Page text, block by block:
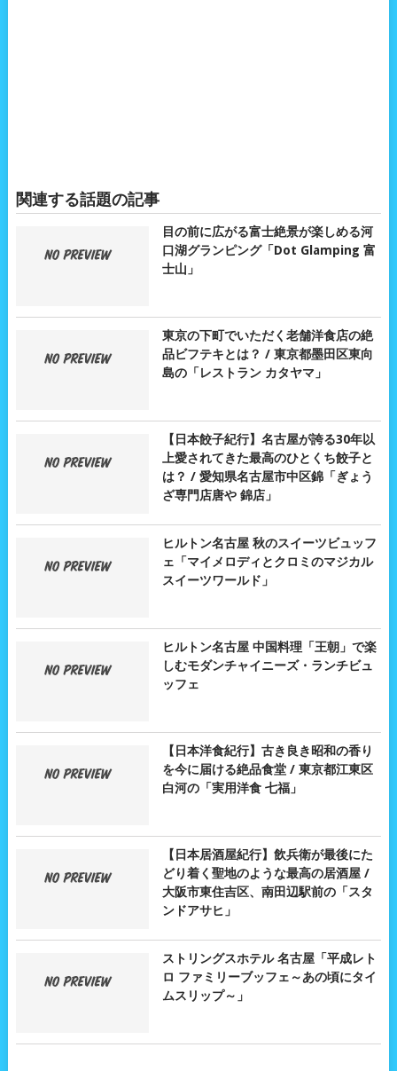
関連する話題の記事
目の前に広がる富士絶景が楽しめる河
口湖グランピング「Dot Glamping 富
士山」
東京の下町でいただく老舗洋食店の絶
品ビフテキとは？ / 東京都墨田区東向
島の「レストラン カタヤマ」
【日本餃子紀行】名古屋が誇る30年以
上愛されてきた最高のひとくち餃子と
は？ / 愛知県名古屋市中区錦「ぎょう
ざ専門店唐や 錦店」
ヒルトン名古屋 秋のスイーツビュッフ
ェ「マイメロディとクロミのマジカル
スイーツワールド」
ヒルトン名古屋 中国料理「王朝」で楽
しむモダンチャイニーズ・ランチビュ
ッフェ
【日本洋食紀行】古き良き昭和の香り
を今に届ける絶品食堂 / 東京都江東区
白河の「実用洋食 七福」
【日本居酒屋紀行】飲兵衛が最後にた
どり着く聖地のような最高の居酒屋 /
大阪市東住吉区、南田辺駅前の「スタ
ンドアサヒ」
ストリングスホテル 名古屋「平成レト
ロ ファミリーブッフェ～あの頃にタイ
ムスリップ～」